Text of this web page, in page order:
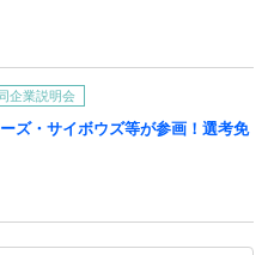
企業説明会
ズ・サイボウズ等が参画！選考免